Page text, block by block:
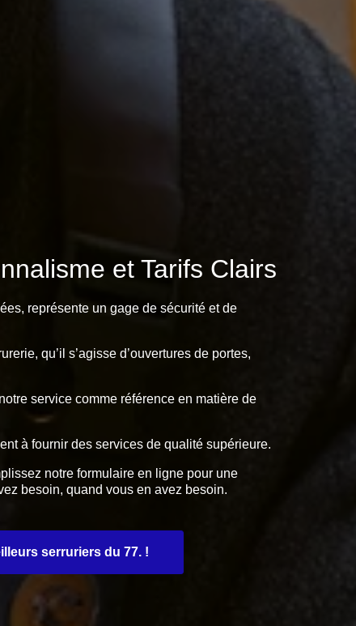
et Tarifs Clairs
représente un gage de sécurité et de
qu’il s’agisse d’ouvertures de portes,
service comme référence en matière de
à fournir des services de qualité supérieure.
notre formulaire en ligne pour une
besoin, quand vous en avez besoin.
serruriers du 77. !